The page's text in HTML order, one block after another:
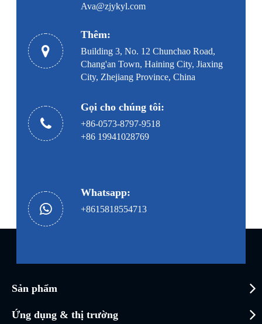
Ava@zjykyl.com
Thêm:
Building 3, No. 12 Chunchao Road,
Chang'an Town, Haining City, Jiaxing
City, Zhejiang Province, China
Gọi cho chúng tôi:
+86-0573-8797-9518
+86 19941028769
Whatsapp:
+8615818554713
Sản phẩm
Ứng dụng & thị trường